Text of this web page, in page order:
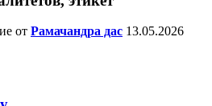
от Рамачандра дас 13.05.2026